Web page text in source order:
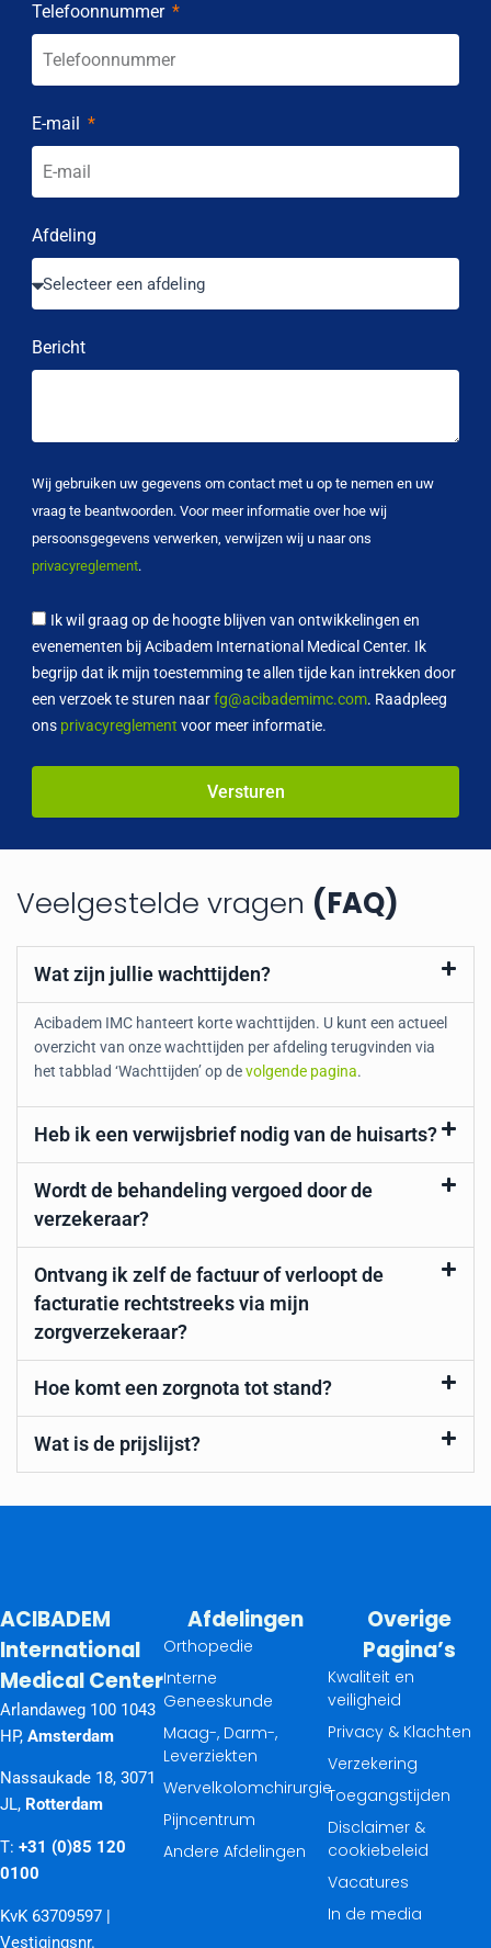
Telefoonnummer
E-mail
Afdeling
Bericht
Wij gebruiken uw gegevens om contact met u op te nemen en uw
vraag te beantwoorden. Voor meer informatie over hoe wij
persoonsgegevens verwerken, verwijzen wij u naar ons
privacyreglement.
Ik wil graag op de hoogte blijven van ontwikkelingen en
evenementen bij Acibadem International Medical Center. Ik
begrijp dat ik mijn toestemming te allen tijde kan intrekken door
een verzoek te sturen naarfg@acibademimc.com. Raadpleeg
ons privacyreglement voor meer informatie.
Versturen
Veelgestelde vragen (FAQ)
Wat zijn jullie wachttijden?
Acibadem IMC hanteert korte wachttijden. U kunt een actueel
overzicht van onze wachttijden per afdeling terugvinden via
het tabblad ‘Wachttijden’ op devolgende pagina.
Heb ik een verwijsbrief nodig van de huisarts?
Wordt de behandeling vergoed door de
verzekeraar?
Ontvang ik zelf de factuur of verloopt de
facturatie rechtstreeks via mijn
zorgverzekeraar?
Hoe komt een zorgnota tot stand?
Wat is de prijslijst?
ACIBADEM
International
Medical Center
Arlandaweg 100 1043
HP, Amsterdam
Nassaukade 18, 3071
JL, Rotterdam
T: +31 (0)85 120
0100
KvK 63709597 |
Vestigingsnr.
Afdelingen
Orthopedie
Interne
Geneeskunde
Maag-, Darm-,
Leverziekten
Wervelkolomchirurgie
Pijncentrum
Andere Afdelingen
Overige
Pagina’s
Kwaliteit en
veiligheid
Privacy & Klachten
Verzekering
Toegangstijden
Disclaimer &
cookiebeleid
Vacatures
In de media